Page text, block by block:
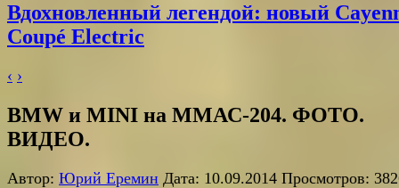
Вдохновленный легендой: новый
Coupé Electric
‹ ›
BMW и MINI на ММАС-204. ФОТО.
ВИДЕО.
Автор: Юрий Еремин Дата: 10.09.2014 Просмотров: